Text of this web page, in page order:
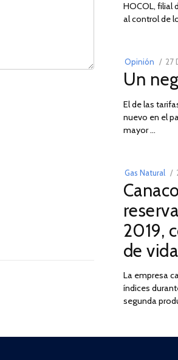
HOCOL, filial
al control de
Opinión
ON
27
Un
El de las
nuevo en el
mayor …
Gas Natural
2019,
de
La empresa
índices
segunda